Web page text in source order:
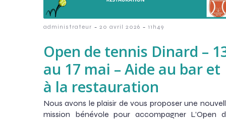
administrateur - 20 avril 2026 - 11h49
Open de tennis Dinard –
au 17 mai – Aide au bar et
à la restauration
Nous avons le plaisir de vous proposer une
mission bénévole pour accompagner L’Open